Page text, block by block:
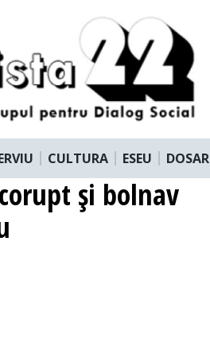
CULTURA ESEU DOSAR
şi bolnav